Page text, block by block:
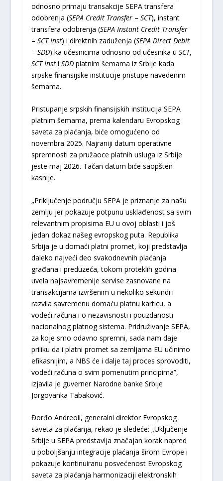
odnosno primaju transakcije SEPA transfera
odobrenja (SEPA Credit Transfer– SCT), instant
transfera odobrenja (SEPA Instant Credit Transfer
– SCT Inst) i direktnih zaduženja (SEPA Direct Debit
– SDD) ka učesnicima odnosno od učesnika u SCT,
SCT Insti SDDplatnim šemama iz Srbije kada
srpske finansijske institucije pristupe navedenim
šemama.
Pristupanje srpskih finansijskih institucija SEPA
platnim šemama, prema kalendaru Evropskog
saveta za plaćanja, biće omogućeno od
novembra 2025. Najraniji datum operativne
spremnosti za pružaoce platnih usluga iz Srbije
jeste maj 2026. Tačan datum biće saopšten
kasnije.
„Priključenje području SEPA je priznanje za našu
zemlju jer pokazuje potpunu usklađenost sa svim
relevantnim propisima EU u ovoj oblasti i još
jedan dokaz našeg evropskog puta. Republika
Srbija je u domaći platni promet, koji predstavlja
daleko najveći deo svakodnevnih plaćanja
građana i preduzeća, tokom proteklih godina
uvela najsavremenije servise zasnovane na
transakcijama izvršenim u nekoliko sekundi i
razvila savremenu domaću platnu karticu, a
vodeći računa i o nezavisnosti i pouzdanosti
nacionalnog platnog sistema. Pridruživanje SEPA,
za koje smo odavno spremni, sada nam daje
priliku da i platni promet sa zemljama EU učinimo
efikasnijim, a NBS će i dalje taj proces sprovoditi,
vodeći računa o svim pomenutim principima”,
izjavila je guverner Narodne banke Srbije
Jorgovanka Tabaković.
Đorđo Andreoli, generalni direktor Evropskog
saveta za plaćanja, rekao je sledeće: „Uključenje
Srbije u SEPA predstavlja značajan korak napred
u poboljšanju integracije plaćanja širom Evrope i
pokazuje kontinuiranu posvećenost Evropskog
saveta za plaćanja harmonizaciji elektronskih